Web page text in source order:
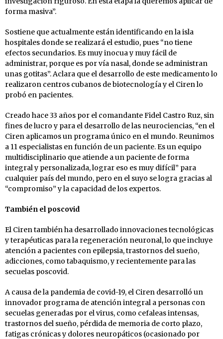
forma masiva”.
Sostiene que actualmente están identificando en la isla
hospitales donde se realizará el estudio, pues “no tiene
efectos secundarios. Es muy inocua y muy fácil de
administrar, porque es por vía nasal, donde se administran
unas gotitas”. Aclara que el desarrollo de este medicamento lo
realizaron centros cubanos de biotecnología y el Ciren lo
probó en pacientes.
Creado hace 33 años por el comandante Fidel Castro Ruz, sin
fines de lucro y para el desarrollo de las neurociencias, “en el
Ciren aplicamos un programa único en el mundo. Reunimos
a 11 especialistas en función de un paciente. Es un equipo
multidisciplinario que atiende a un paciente de forma
integral y personalizada, lograr eso es muy difícil” para
cualquier país del mundo, pero en el suyo se logra gracias al
“compromiso” y la capacidad de los expertos.
También el poscovid
El Ciren también ha desarrollado innovaciones tecnológicas
y terapéuticas para la regeneración neuronal, lo que incluye
atención a pacientes con epilepsia, trastornos del sueño,
adicciones, como tabaquismo, y recientemente para las
secuelas poscovid.
A causa de la pandemia de covid-19, el Ciren desarrolló un
innovador programa de atención integral a personas con
secuelas generadas por el virus, como cefaleas intensas,
trastornos del sueño, pérdida de memoria de corto plazo,
fatigas crónicas y dolores neuropáticos (ocasionado por